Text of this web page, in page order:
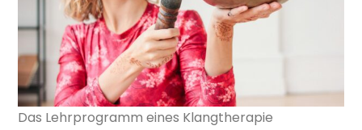
Das Lehrprogramm eines Klangtherapie